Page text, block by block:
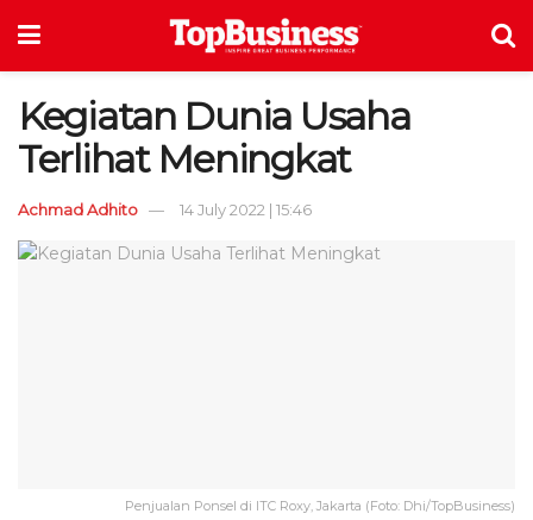
Kegiatan Dunia Usaha
Terlihat Meningkat
Achmad Adhito 14 July 2022 | 15:46
Penjualan Ponsel di ITC Roxy, Jakarta (Foto: Dhi/TopBusiness)